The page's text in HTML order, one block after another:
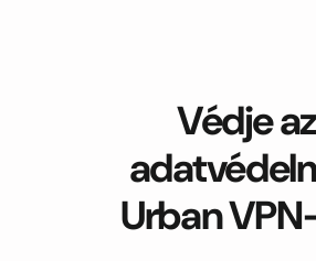
Védje az
Urban